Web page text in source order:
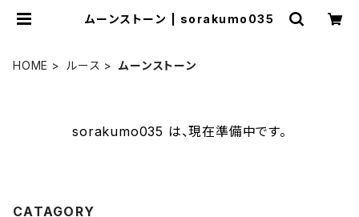
ムーンストーン | sorakumo035
HOME ルース ムーンストーン
sorakumo035 は、現在準備中です。
CATAGORY